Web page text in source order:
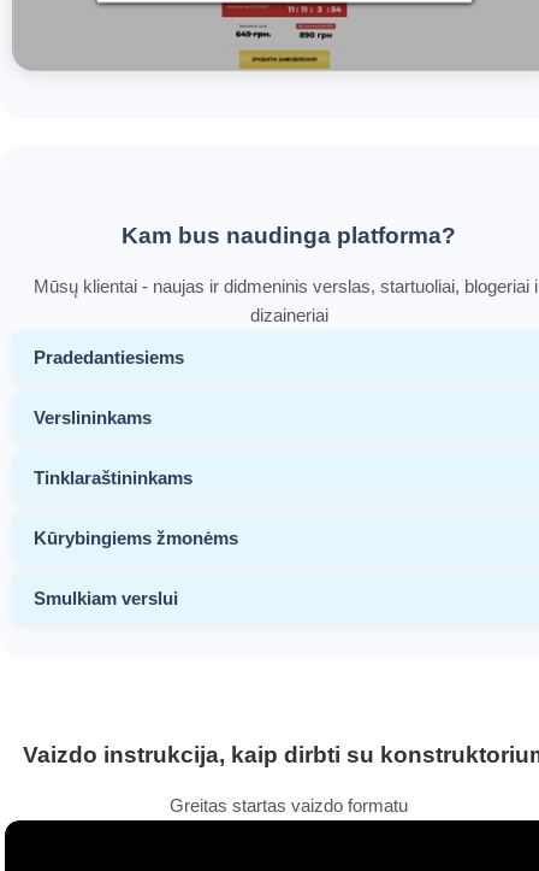
Kam bus naudinga platforma?
Mūsų klientai - naujas ir didmeninis verslas, startuoliai, blogeriai
dizaineriai
Pradedantiesiems
Verslininkams
Tinklaraštininkams
Kūrybingiems žmonėms
Smulkiam verslui
Vaizdo instrukcija, kaip dirbti su
Greitas startas vaizdo formatu